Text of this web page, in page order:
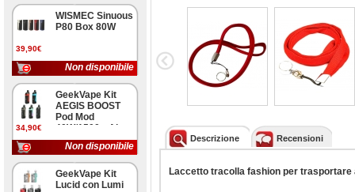
39,90€
WISMEC Sinuous
P80 Box 80W
Non disponibile
34,90€
GeekVape Kit
AEGIS BOOST
Pod Mod
40W/1500mAh
Non disponibile
GeekVape Kit
Lucid con Lumi
Descrizione Recensioni
Laccetto tracolla fashion per trasportare